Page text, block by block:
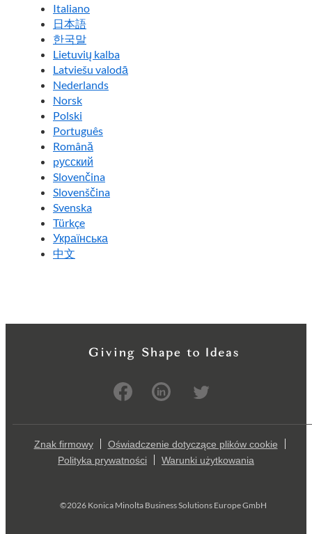
Italiano
日本語
한국말
Lietuvių kalba
Latviešu valodā
Nederlands
Norsk
Polski
Português
Română
pусский
Slovenčina
Slovenščina
Svenska
Türkçe
Українська
中文
Znak firmowy
Oświadczenie dotyczące plików cookie
Polityka prywatności
Warunki użytkowania
©2026 Konica Minolta Business Solutions Europe GmbH